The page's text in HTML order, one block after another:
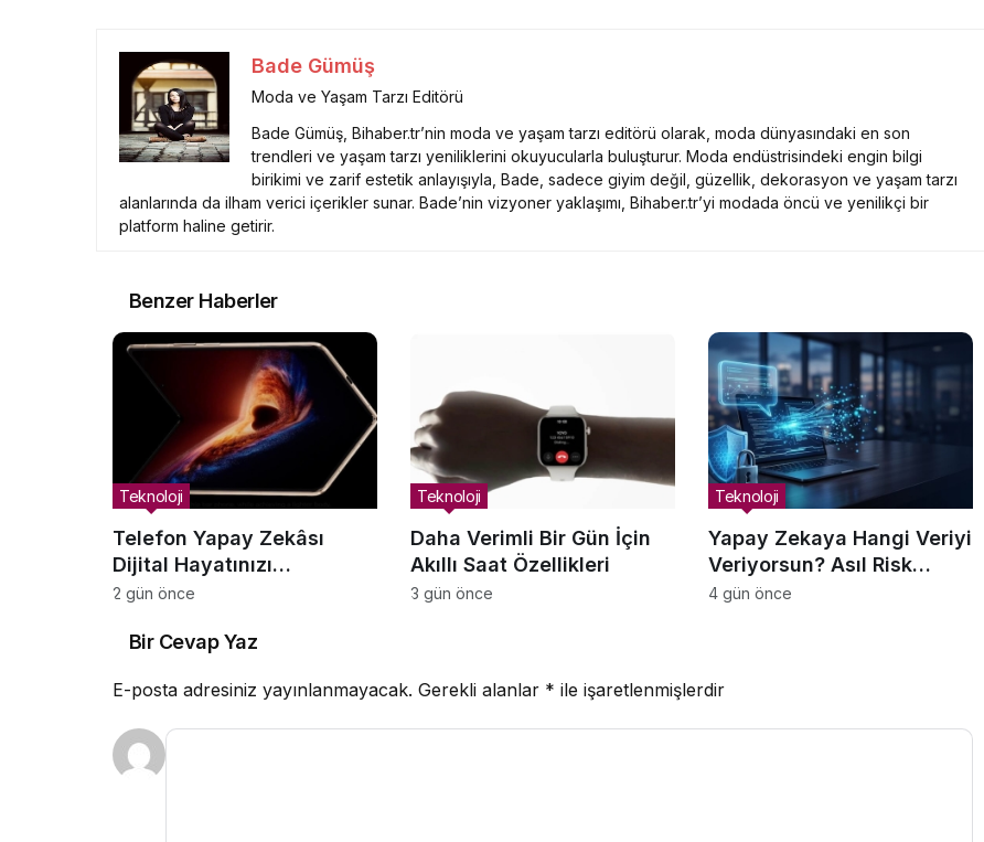
Bade Gümüş
Moda ve Yaşam Tarzı Editörü
Bade Gümüş, Bihaber.tr’nin moda ve yaşam tarzı editörü olarak, moda dünyasındaki en son
trendleri ve yaşam tarzı yeniliklerini okuyucularla buluşturur. Moda endüstrisindeki engin bilgi
birikimi ve zarif estetik anlayışıyla, Bade, sadece giyim değil, güzellik, dekorasyon ve yaşam tarzı
alanlarında da ilham verici içerikler sunar. Bade’nin vizyoner yaklaşımı, Bihaber.tr’yi modada öncü ve yenilikçi bir
platform haline getirir.
Benzer Haberler
Telefon Yapay Zekâsı
Dijital Hayatınızı
Yönetmeye Nasıl Yardımcı
Teknoloji
2 gün önce
Daha Verimli Bir Gün İçin
Akıllı Saat Özellikleri
Teknoloji
3 gün önce
Yapay Zekaya Hangi Veriyi
Veriyorsun? Asıl Risk
Ürettiğin Değil, Verdiğin
Teknoloji
4 gün önce
Bir Cevap Yaz
E-posta adresiniz yayınlanmayacak. Gerekli alanlar * ile işaretlenmişlerdir